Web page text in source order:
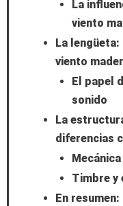
La
viento
La
viento
El papel
sonido
La
diferencias
Timbre y
En